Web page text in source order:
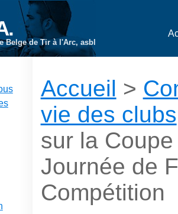
Belge de Tir à l'Arc, asbl
Accueil >
vie des clubs
sur la
Journée de
Compétition